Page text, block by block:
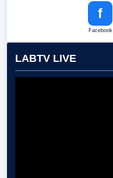
f
Facebook
LABTV LIVE